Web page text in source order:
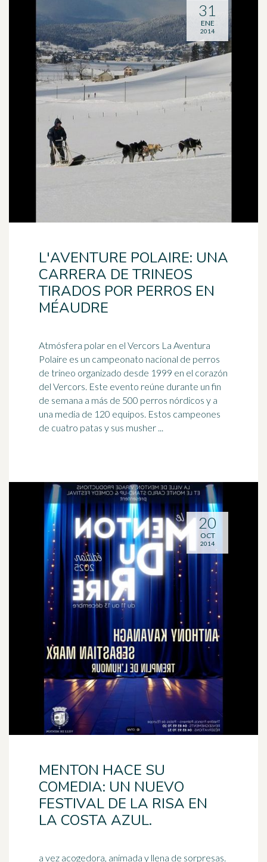
L'AVENTURE POLAIRE: UNA
CARRERA DE TRINEOS
TIRADOS POR PERROS EN
MÉAUDRE
Atmósfera polar en el Vercors La Aventura
Polaire es un campeonato nacional de perros
de trineo organizado desde 1999 en el corazón
del Vercors. Este evento reúne durante un fin
de semana a más de 500 perros nórdicos y a
una media de 120 equipos. Estos campeones
de cuatro patas y sus musher ...
31
ENE
2014
MENTON HACE SU
COMEDIA: UN NUEVO
FESTIVAL DE LA RISA EN
LA COSTA AZUL.
a vez acogedora, animada y llena de sorpresas.
20
OCT
2014